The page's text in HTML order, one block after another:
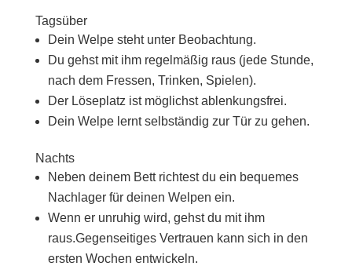
Tagsüber
Dein Welpe steht unter Beobachtung.
Du gehst mit ihm regelmäßig raus (jede Stunde,
nach dem Fressen, Trinken, Spielen).
Der Löseplatz ist möglichst ablenkungsfrei.
Dein Welpe lernt selbständig zur Tür zu gehen.
Nachts
Neben deinem Bett richtest du ein bequemes
Nachlager für deinen Welpen ein.
Wenn er unruhig wird, gehst du mit ihm
raus.Gegenseitiges Vertrauen kann sich in den
ersten Wochen entwickeln.